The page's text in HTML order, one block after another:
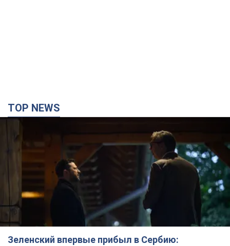
TOP NEWS
Зеленский впервые прибыл в Сербию: